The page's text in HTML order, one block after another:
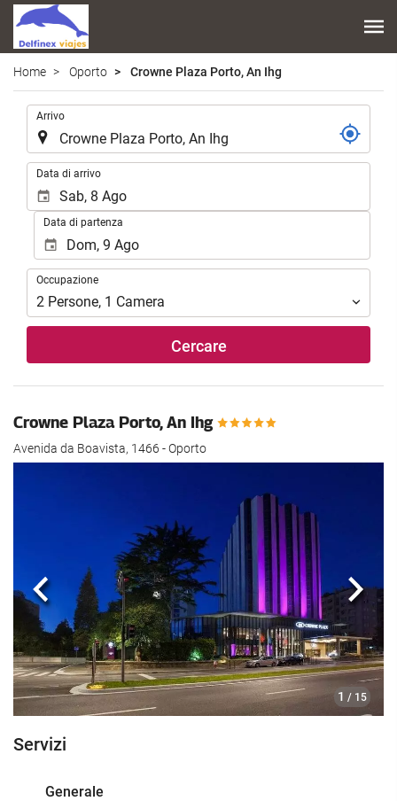
Home Oporto Crowne Plaza Porto, An Ihg
Arrivo
Data di arrivo
Data di partenza
Occupazione
Occupazione
2 Persone, 1 Camera
Cercare
Crowne Plaza Porto, An Ihg
Avenida da Boavista, 1466 - Oporto
1 / 15
Anteriore
Servizi
Generale